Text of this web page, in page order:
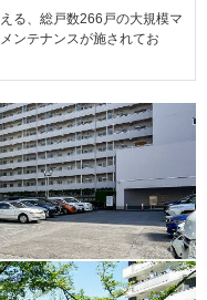
る、総戸数266戸の大規模マ
ンテナンスが施されてお